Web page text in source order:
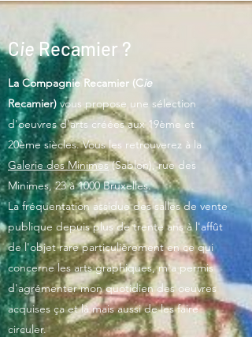
CieRecamier ?
La Compagnie Recamier (Cie
Recamier)vous propose une sélection
d'oeuvres d'arts créées aux 19ème et
20ème siècles. Vous les retrouverez à la
Galerie des Minimes(Sablon), rue des
Minimes, 23 à 1000 Bruxelles.
La fréquentation assidue des salles de vente
publique depuis plus de trente ans à l'affût
de l'objet rare particulièrement en ce qui
concerne les arts graphiques, m'a permis
d'agrémenter mon quotidien des oeuvres
acquises ça et là mais aussi de les faire
circuler.